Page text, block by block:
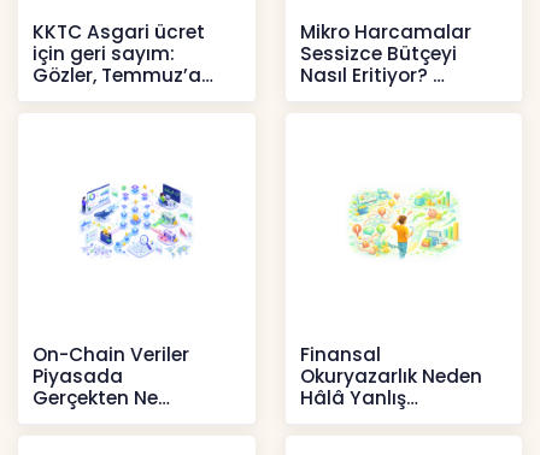
KKTC Asgari ücret
için geri sayım:
Gözler, Temmuz’a
yansıması beklenen
artışta
Mikro Harcamalar
Sessizce Bütçeyi
Nasıl Eritiyor?
İçerikler
On-Chain Veriler
Piyasada
Gerçekten Ne
Anlatır?
Kripto
Finansal
Okuryazarlık Neden
Hâlâ Yanlış
Anlaşılıyor?
İçerikler